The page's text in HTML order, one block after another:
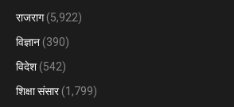
राजराग(5,922)
विज्ञान (390)
विदेश (542)
शिक्षा संसार(1,799)